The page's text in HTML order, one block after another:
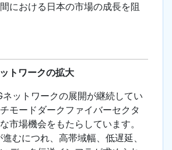
における日本の市場の成長を阻
トワークの拡大
ネットワークの展開が継続してい
モードダークファイバーセクタ
市場機会をもたらしています。
むにつれ、高帯域幅、低遅延、